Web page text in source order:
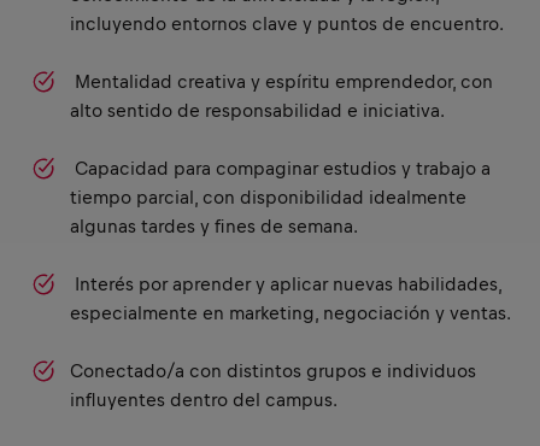
incluyendo entornos clave y puntos de encuentro.
Mentalidad creativa y espíritu emprendedor, con
alto sentido de responsabilidad e iniciativa.
Capacidad para compaginar estudios y trabajo a
tiempo parcial, con disponibilidad idealmente
algunas tardes y fines de semana.
Interés por aprender y aplicar nuevas habilidades,
especialmente en marketing, negociación y ventas.
Conectado/a con distintos grupos e individuos
influyentes dentro del campus.